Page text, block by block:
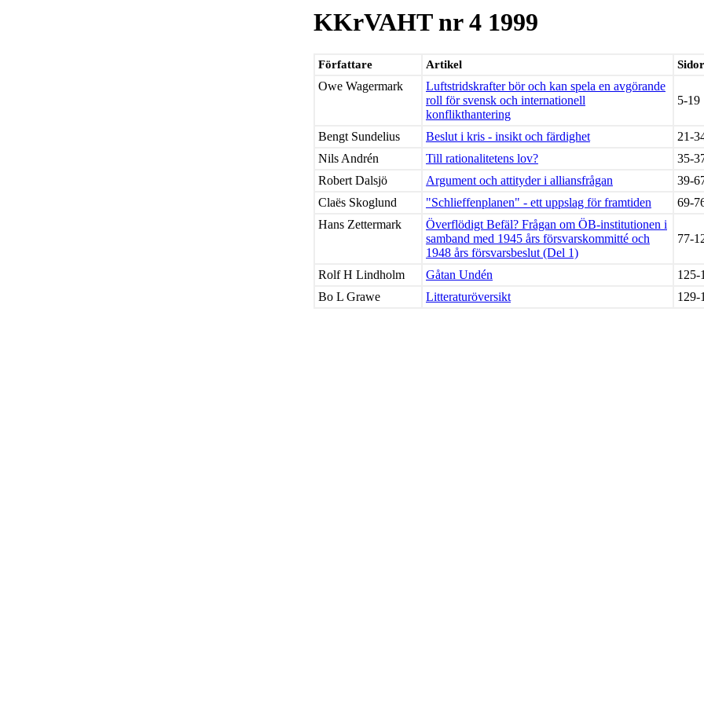
KKrVAHT nr 4 1999
Författare Artikel Sidor
Owe Wagermark
Luftstridskrafter bör och kan spela en avgörande
roll för svensk och internationell
konflikthantering
5-19
Bengt Sundelius Beslut i kris - insikt och färdighet
21-
Nils Andrén
Till rationalitetens lov?
35-
Robert Dalsjö
Argument och attityder i alliansfrågan
39-
Claës Skoglund
"Schlieffenplanen" - ett uppslag för framtiden
69-
Hans Zettermark
Överflödigt Befäl? Frågan om ÖB-institutionen i
samband med 1945 års försvarskommitté och
1948 års försvarsbeslut (Del 1)
77-
Rolf H Lindholm Gåtan Undén
125-
Bo L Grawe
Litteraturöversikt 129-